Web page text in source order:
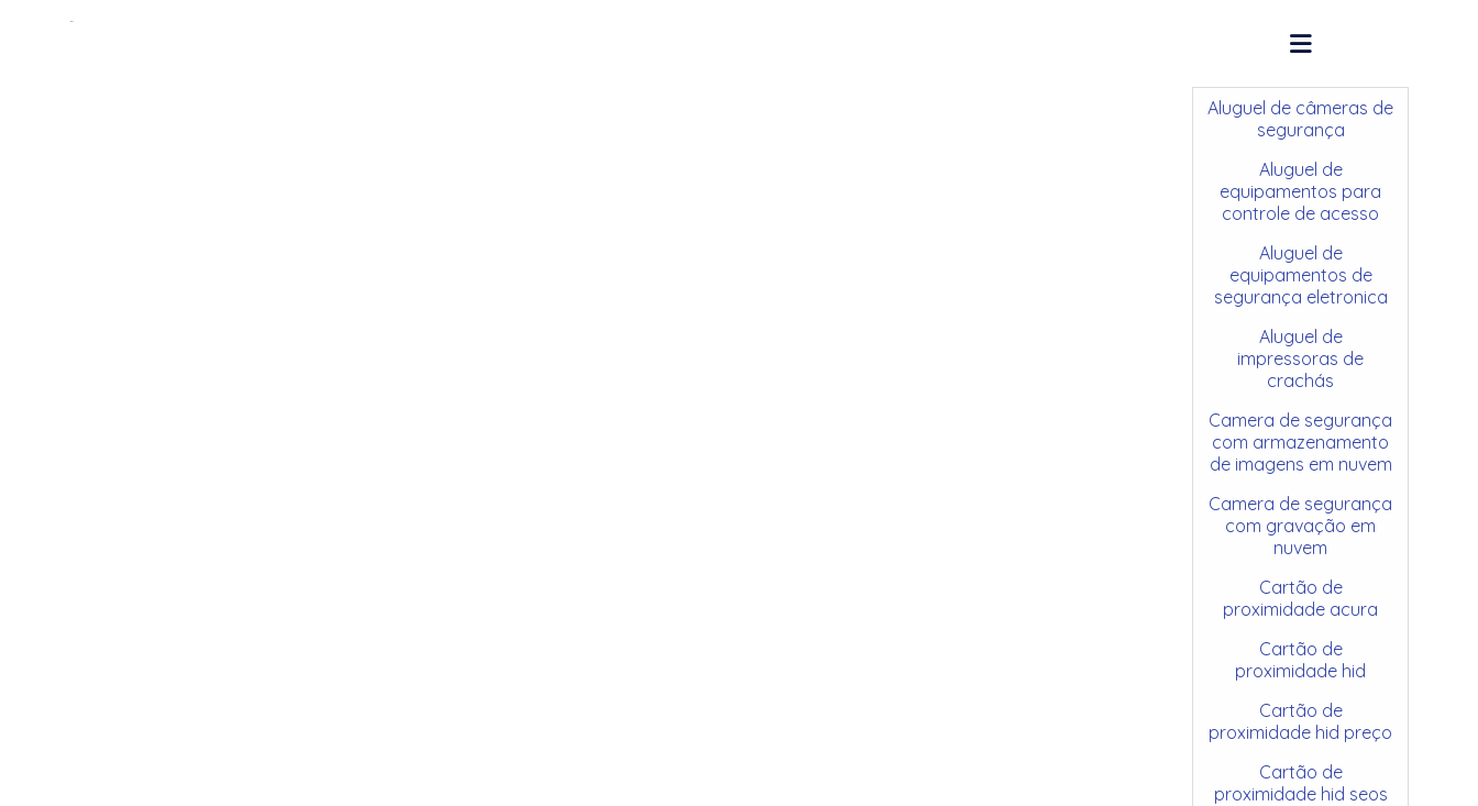
Aluguel de câmeras de
segurança
Aluguel de
equipamentos para
controle de acesso
Aluguel de
equipamentos de
segurança eletronica
Aluguel de
impressoras de
crachás
Camera de segurança
com armazenamento
de imagens em nuvem
Camera de segurança
com gravação em
nuvem
Cartão de
proximidade acura
Cartão de
proximidade hid
Cartão de
proximidade hid preço
Cartão de
proximidade hid seos